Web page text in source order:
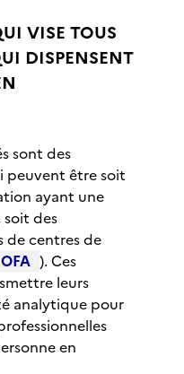
VISE TOUS
DISPENSENT
sont des
peuvent être soit
ayant une
soit des
de centres de
OFA ). Ces
leurs
analytique pour
en